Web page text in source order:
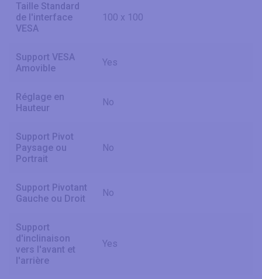
Taille Standard
de l'interface
VESA
100 x 100
Support VESA
Amovible
Yes
Réglage en
Hauteur
No
Support Pivot
Paysage ou
Portrait
No
Support Pivotant
Gauche ou Droit
No
Support
d'inclinaison
vers l'avant et
l'arrière
Yes